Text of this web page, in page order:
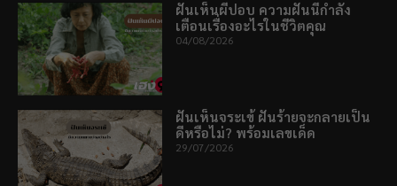
ฝันเห็นผีปอบ ความฝันนี้กำลัง
เตือนเรื่องอะไรในชีวิตคุณ
04/08/2026
ฝันเห็นจระเข้ ฝันร้ายจะกลายเป็น
ดีหรือไม่? พร้อมเลขเด็ด
29/07/2026